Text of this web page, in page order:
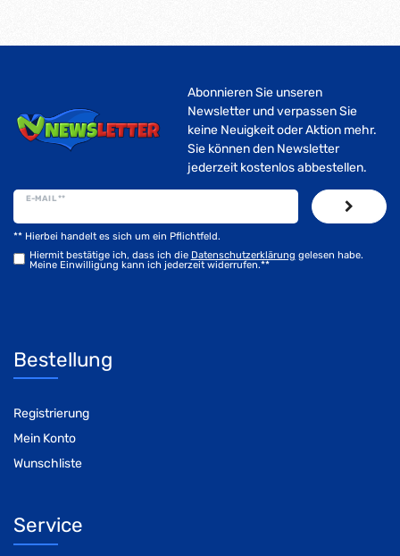
Abonnieren Sie unseren
Newsletter und verpassen Sie
keine Neuigkeit oder Aktion mehr.
Sie können den Newsletter
jederzeit kostenlos abbestellen.
E-MAIL **
Hiermit bestätige ich, dass ich die Daten­schutz­erklärung gelesen habe.
Meine Einwilligung kann ich jederzeit widerrufen.**
** Hierbei handelt es sich um ein Pflichtfeld.
Bestellung
Registrierung
Mein Konto
Wunschliste
Service